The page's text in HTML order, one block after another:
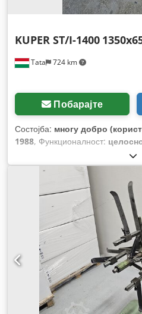
Tata 724 km
KUPER ST/I-1400
Побарајте
Состојба: многу добро
1988, Функционалност:
,
производот:650 мм,
, максимална ширина
вкупна тежина:2.300 кг , влезна
номинална моќност:
59 kW
220 °C , ширина